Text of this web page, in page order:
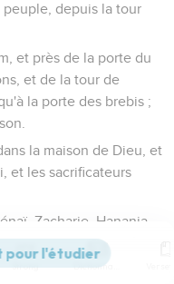
depuis la tour
et près de la porte du
et de la tour de
la porte des brebis ;
la maison de Dieu, et
et les sacrificateurs
Zacharie, Hanania,
et Uzzi, et
Strong